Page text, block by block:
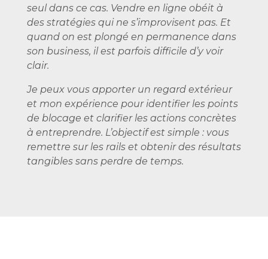
seul dans ce cas. Vendre en ligne obéit à
des stratégies qui ne s’improvisent pas. Et
quand on est plongé en permanence dans
son business, il est parfois difficile d’y voir
clair.
Je peux vous apporter un regard extérieur
et mon expérience pour identifier les points
de blocage et clarifier les actions concrètes
à entreprendre. L’objectif est simple : vous
remettre sur les rails et obtenir des résultats
tangibles sans perdre de temps.